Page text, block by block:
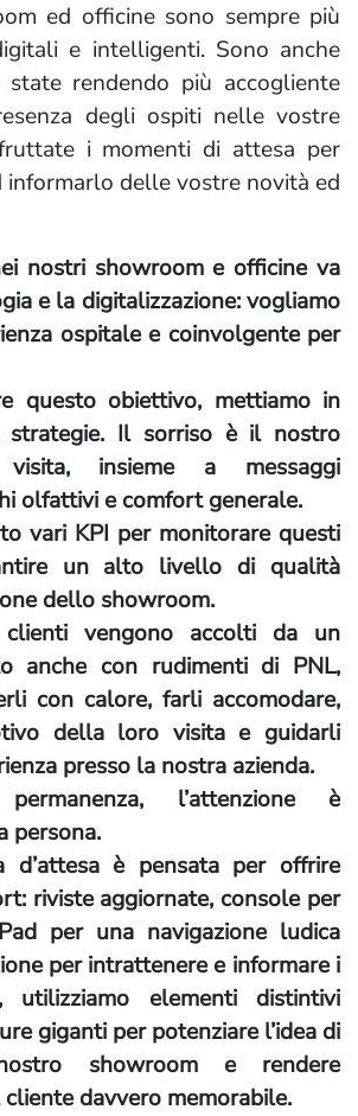
ed officine sono sempre più
e intelligenti. Sono anche
state rendendo più accogliente
degli ospiti nelle vostre
i momenti di attesa per
delle vostre novità ed
nostri showroom e officine va
e la digitalizzazione: vogliamo
ospitale e coinvolgente per
questo obiettivo, mettiamo in
strategie. Il sorriso è il nostro
insieme a messaggi
olfattivi e comfort generale.
vari KPI per monitorare questi
un alto livello di qualità
dello showroom.
clienti vengono accolti da un
anche con rudimenti di PNL,
con calore, farli accomodare,
della loro visita e guidarli
presso la nostra azienda.
l’attenzione è
persona.
d’attesa è pensata per offrire
riviste aggiornate, console per
per una navigazione ludica
per intrattenere e informare i
utilizziamo elementi distintivi
giganti per potenziare l’idea di
showroom e rendere
cliente davvero memorabile.